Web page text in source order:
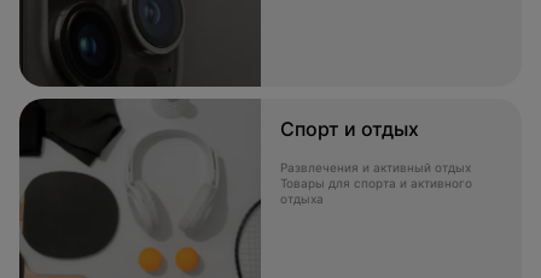
Спорт и отдых
Развлечения и активный отдых
Товары для спорта и активного
отдыха